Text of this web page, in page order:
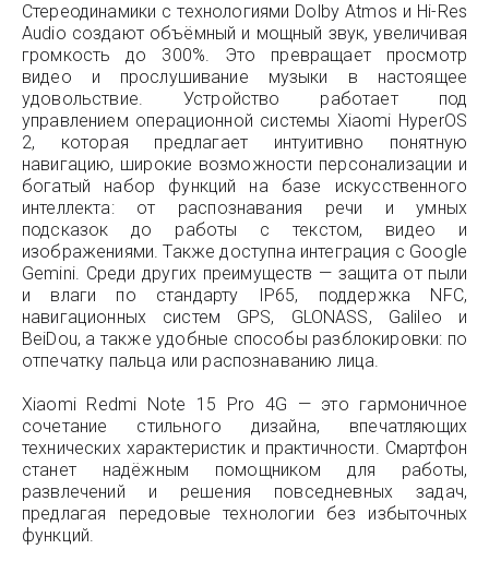
Стереодинамики с технологиями Dolby Atmos и Hi-Res
Audio создают объёмный и мощный звук, увеличивая
громкость до 300%. Это превращает просмотр
видео и прослушивание музыки в настоящее
удовольствие. Устройство работает под
управлением операционной системы Xiaomi HyperOS
2, которая предлагает интуитивно понятную
навигацию, широкие возможности персонализации и
богатый набор функций на базе искусственного
интеллекта: от распознавания речи и умных
подсказок до работы с текстом, видео и
изображениями. Также доступна интеграция с Google
Gemini. Среди других преимуществ — защита от пыли
и влаги по стандарту IP65, поддержка NFC,
навигационных систем GPS, GLONASS, Galileo и
BeiDou, а также удобные способы разблокировки: по
отпечатку пальца или распознаванию лица.
Xiaomi Redmi Note 15 Pro 4G — это гармоничное
сочетание стильного дизайна, впечатляющих
технических характеристик и практичности. Смартфон
станет надёжным помощником для работы,
развлечений и решения повседневных задач,
предлагая передовые технологии без избыточных
функций.